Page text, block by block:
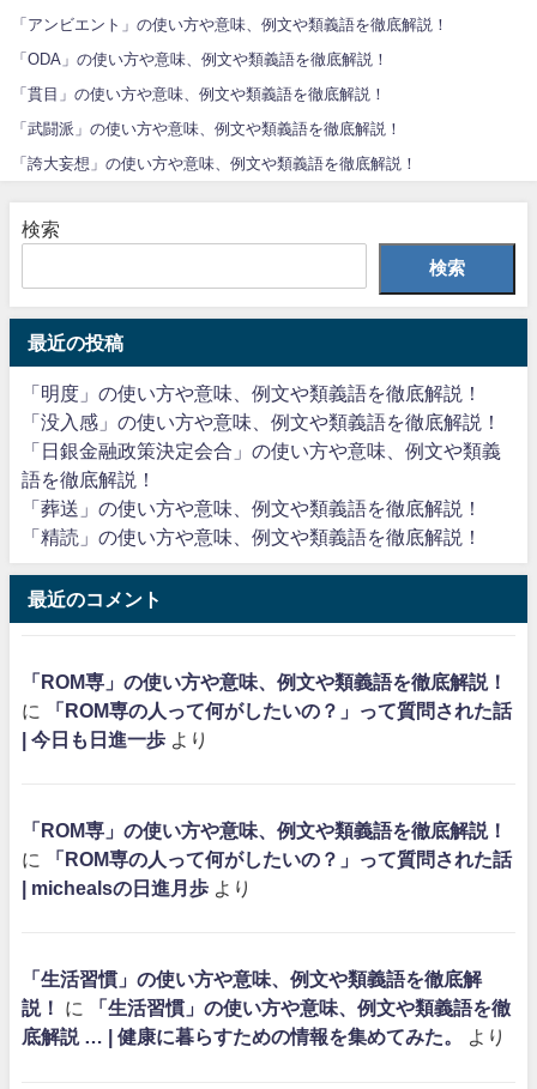
「アンビエント」の使い方や意味、例文や類義語を徹底解説！
「ODA」の使い方や意味、例文や類義語を徹底解説！
「貫目」の使い方や意味、例文や類義語を徹底解説！
「武闘派」の使い方や意味、例文や類義語を徹底解説！
「誇大妄想」の使い方や意味、例文や類義語を徹底解説！
検索
検索
最近の投稿
「明度」の使い方や意味、例文や類義語を徹底解説！
「没入感」の使い方や意味、例文や類義語を徹底解説！
「日銀金融政策決定会合」の使い方や意味、例文や類義
語を徹底解説！
「葬送」の使い方や意味、例文や類義語を徹底解説！
「精読」の使い方や意味、例文や類義語を徹底解説！
最近のコメント
「ROM専」の使い方や意味、例文や類義語を徹底解説！
に
「ROM専の人って何がしたいの？」って質問された話
| 今日も日進一歩 より
「ROM専」の使い方や意味、例文や類義語を徹底解説！
に
「ROM専の人って何がしたいの？」って質問された話
| michealsの日進月歩 より
「生活習慣」の使い方や意味、例文や類義語を徹底解
説！
に
「生活習慣」の使い方や意味、例文や類義語を徹
底解説 … | 健康に暮らすための情報を集めてみた。
より